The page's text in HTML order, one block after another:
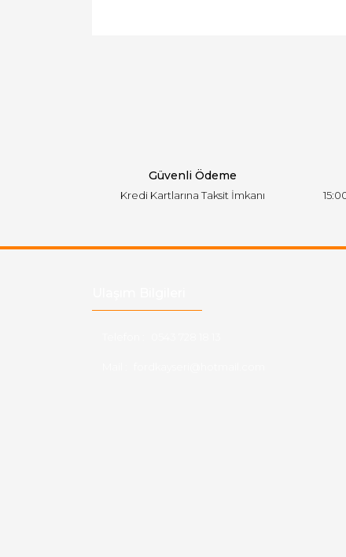
Güvenli Ödeme
Kredi Kartlarına Taksit İmkanı